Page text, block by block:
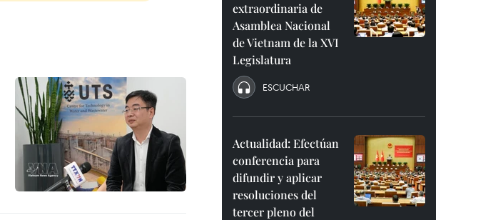
extraordinaria de
Asamblea Nacional
de Vietnam de la XVI
Legislatura
ESCUCHAR
Actualidad: Efectúan
conferencia para
difundir y aplicar
resoluciones del
tercer pleno del